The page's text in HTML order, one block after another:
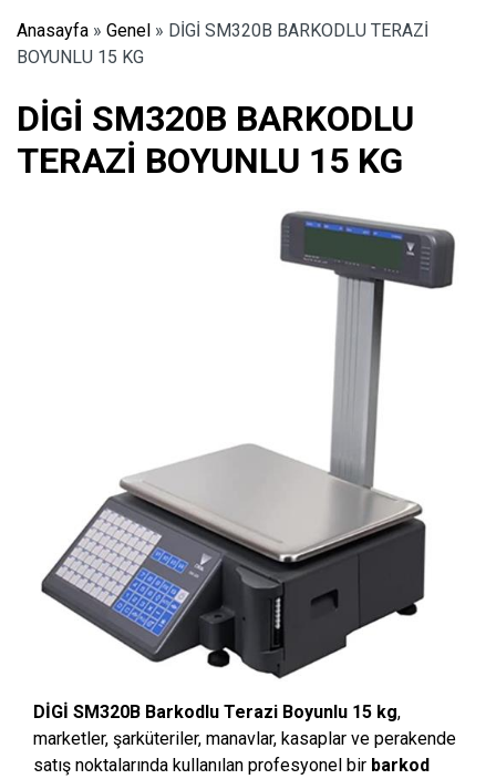
Anasayfa » Genel » DİGİ SM320B BARKODLU TERAZİ
BOYUNLU 15 KG
DİGİ SM320B BARKODLU
TERAZİ BOYUNLU 15 KG
DİGİ SM320B Barkodlu Terazi Boyunlu 15 kg,
marketler, şarküteriler, manavlar, kasaplar ve perakende
satış noktalarında kullanılan profesyonel bir barkod